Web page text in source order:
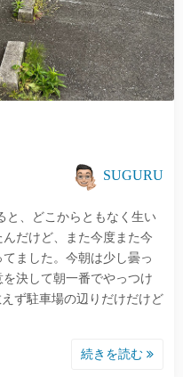
SUGURU
と、どこからともなく生い
だけど、また今度また今
ました。今朝は少し曇っ
決して朝一番でやっつけ
ず駐車場の辺りだけだけど
続きを読む